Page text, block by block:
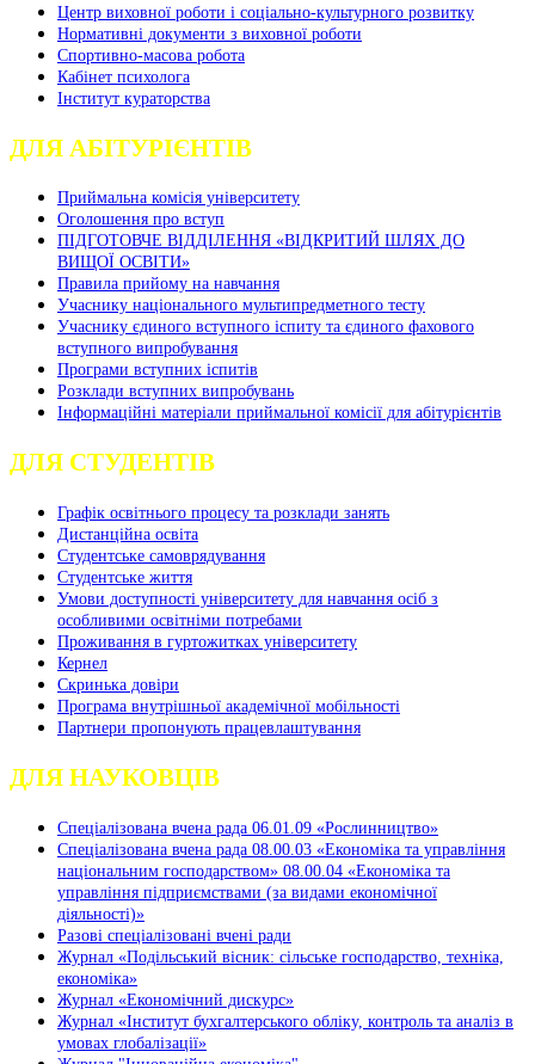
Центр виховної роботи і соціально-культурного розвитку
Нормативні документи з виховної роботи
Спортивно-масова робота
Кабінет психолога
Інститут кураторства
ДЛЯ АБІТУРІЄНТІВ
Приймальна комісія університету
Оголошення про вступ
ПІДГОТОВЧЕ ВІДДІЛЕННЯ «ВІДКРИТИЙ ШЛЯХ ДО
ВИЩОЇ ОСВІТИ»
Правила прийому на навчання
Учаснику національного мультипредметного тесту
Учаснику єдиного вступного іспиту та єдиного фахового
вступного випробування
Програми вступних іспитів
Розклади вступних випробувань
Інформаційні матеріали приймальної комісії для абітурієнтів
ДЛЯ СТУДЕНТІВ
Графік освітнього процесу та розклади занять
Дистанційна освіта
Студентське самоврядування
Студентське життя
Умови доступності університету для навчання осіб з
особливими освітніми потребами
Проживання в гуртожитках університету
Кернел
Скринька довіри
Програма внутрішньої академічної мобільності
Партнери пропонують працевлаштування
ДЛЯ НАУКОВЦІВ
Спеціалізована вчена рада 06.01.09 «Рослинництво»
Спеціалізована вчена рада 08.00.03 «Економіка та управління
національним господарством» 08.00.04 «Економіка та
управління підприємствами (за видами економічної
діяльності)»
Разові спеціалізовані вчені ради
Журнал «Подільський вісник: сільське господарство, техніка,
економіка»
Журнал «Економічний дискурс»
Журнал «Інститут бухгалтерського обліку, контроль та аналіз в
умовах глобалізації»